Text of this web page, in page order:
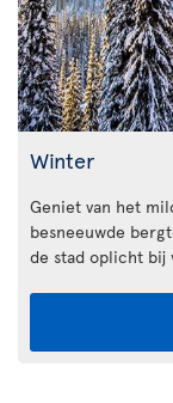
Winter
Geniet van het
besneeuwde
de stad oplicht bij